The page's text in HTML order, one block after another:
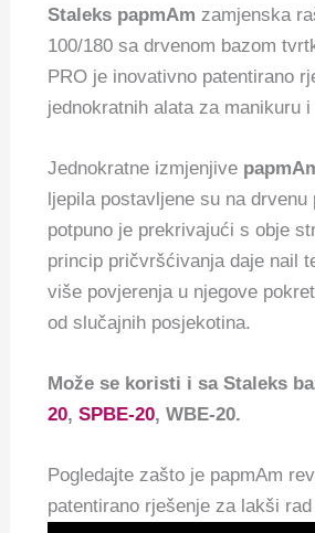
Staleks papmAm zamjenska
100/180 sa drvenom bazom
PRO je inovativno patentirano
jednokratnih alata za manikuru i
Jednokratne izmjenjive
ljepila postavljene su na drvenu
potpuno je prekrivajući s obje
princip pričvršćivanja daje nail
više povjerenja u njegove
od slučajnih posjekotina.
Može se koristi i sa Staleks
20,SPBE-20, WBE-20.
Pogledajte zašto je papmAm
patentirano rješenje za lakši